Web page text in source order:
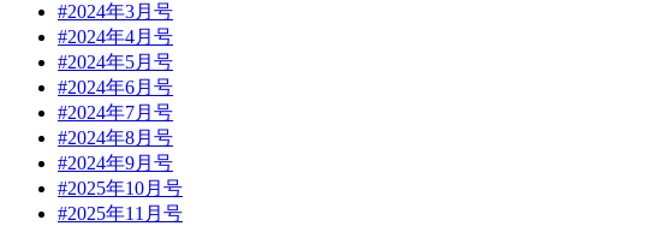
#2024年3月号
#2024年4月号
#2024年5月号
#2024年6月号
#2024年7月号
#2024年8月号
#2024年9月号
#2025年10月号
#2025年11月号